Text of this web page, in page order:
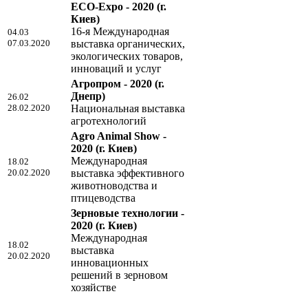
04.03
07.03.2020
ECO-Expo - 2020 (г.
Киев)
16-я Международная
выставка органических,
экологических товаров,
инноваций и услуг
26.02
28.02.2020
Агропром - 2020 (г.
Днепр)
Национальная выставка
агротехнологий
18.02
20.02.2020
Agro Animal Show -
2020 (г. Киев)
Международная
выставка эффективного
животноводства и
птицеводства
18.02
20.02.2020
Зерновые технологии -
2020 (г. Киев)
Международная
выставка
инновационных
решений в зерновом
хозяйстве